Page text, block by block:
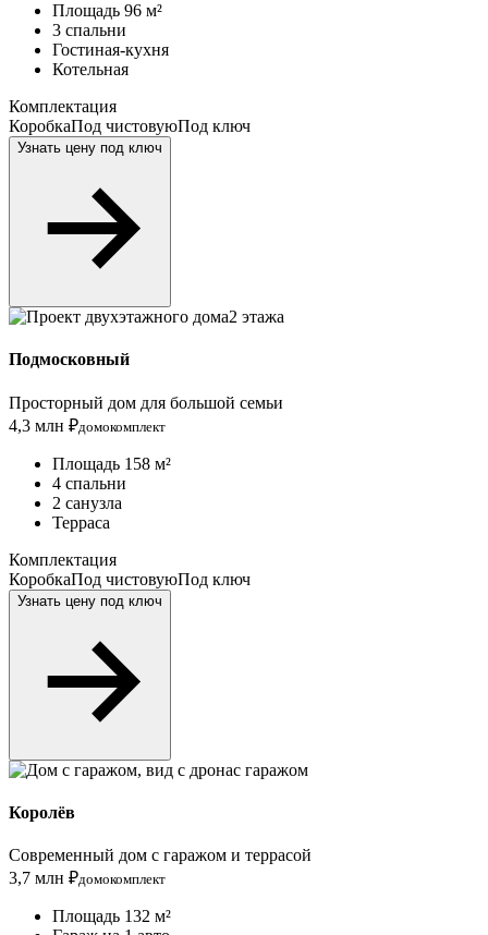
Площадь 96 м²
3 спальни
Гостиная-кухня
Котельная
Комплектация
КоробкаПод чистовуюПод ключ
Узнать цену под ключ
2 этажа
Подмосковный
Просторный дом для большой семьи
4,3 млн ₽домокомплект
Площадь 158 м²
4 спальни
2 санузла
Терраса
Комплектация
КоробкаПод чистовуюПод ключ
Узнать цену под ключ
с гаражом
Королёв
Современный дом с гаражом и террасой
3,7 млн ₽домокомплект
Площадь 132 м²